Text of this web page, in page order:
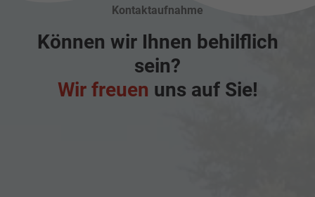
Kontaktaufnahme
Können wir Ihnen behilflich
sein?
Wir freuen uns auf Sie!